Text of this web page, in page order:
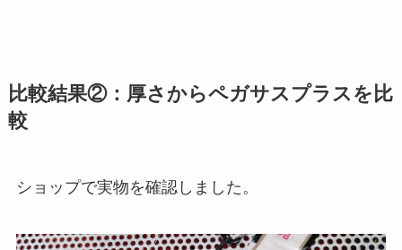
比較結果②：厚さからペガサスプラスを比
較
ショップで実物を確認しました。